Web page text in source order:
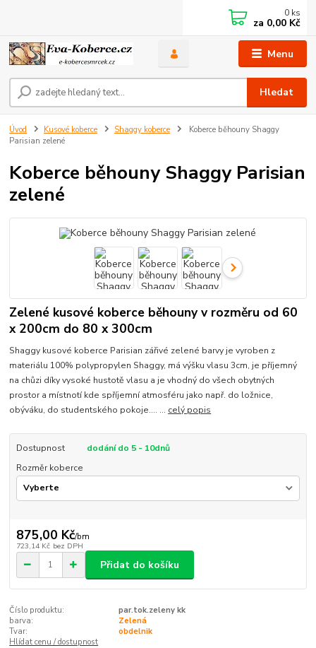
Menu
Hledat
0 ks
za 0,00 Kč
Úvod Kusové koberce Shaggy koberce
Koberce běhouny Shaggy
Parisian zelené
Koberce běhouny Shaggy Parisian
zelené
Zelené kusové koberce běhouny v rozměru od 60
x 200cm do 80 x 300cm
Shaggy kusové koberce Parisian zářivé zelené barvy je vyroben z
materiálu 100% polypropylen Shaggy, má výšku vlasu 3cm, je příjemný
na chůzi díky vysoké hustotě vlasu a je vhodný do všech obytných
prostor a místnotí kde spříjemní atmosféru jako např. do ložnice,
obýváku, do studentského pokoje.... ... celý popis
Dostupnost
dodání do 5 - 10dnů
Rozměr koberce
875,00 Kč/bm
723,14 Kč bez DPH
Přidat do košíku
Číslo produktu:
par.tok.zeleny kk
barva:
Zelená
Tvar:
obdelnik
Hlídat cenu / dostupnost